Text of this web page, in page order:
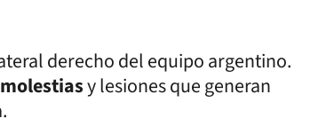
derecho del equipo argentino.
y lesiones que generan